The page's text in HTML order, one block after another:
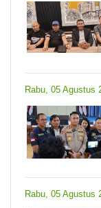
Rabu, 05 Agustus
Rabu, 05 Agustus